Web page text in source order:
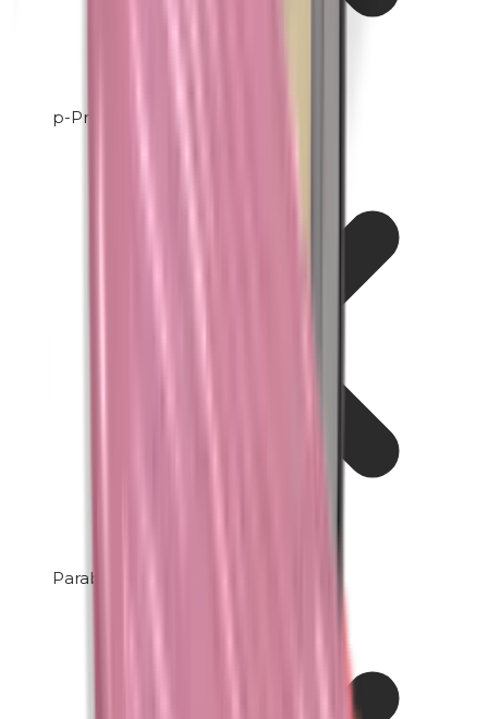
p-Propylparabenen
Parabenen